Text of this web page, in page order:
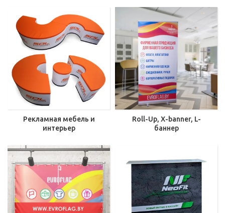
Рекламная мебель и
интерьер
Roll-Up, X-banner, L-
баннер